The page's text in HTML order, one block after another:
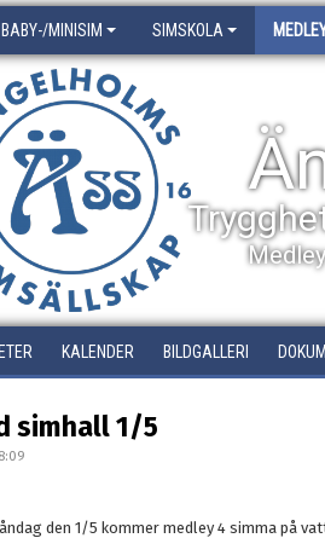
BABY-/MINISIM SIMSKOLA
KALENDER BILDGALLERI
simhall 1/5
den 1/5 kommer medley 4 simma på